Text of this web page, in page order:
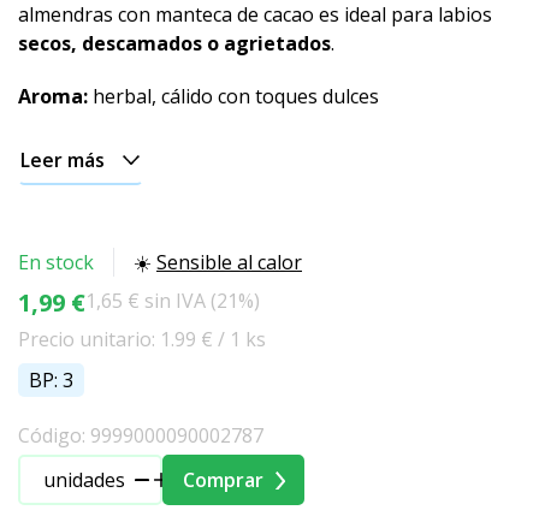
almendras con manteca de cacao es ideal para labios
secos, descamados o agrietados.
Aroma: herbal, cálido con toques dulces
Leer más
En stock ☀️ Sensible al calor
1,99 €1,65 € sin IVA (21%)
Precio unitario: 1.99 € / 1 ks
BP: 3
Código: 9999000090002787
unidades
Comprar